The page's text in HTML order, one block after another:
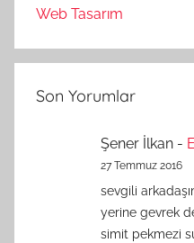
Web Tasarım
Son Yorumlar
Şener İlkan -
27 Temmuz 2016
sevgili
yerine gevrek
simit pekmezi